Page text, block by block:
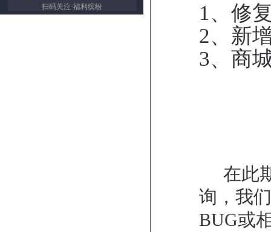
扫码关注·福利缤纷
1、修
2、新
3、商
在此期
询，我
BUG或